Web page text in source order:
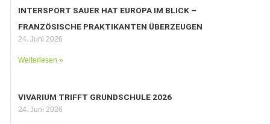
INTERSPORT SAUER HAT EUROPA IM BLICK –
FRANZÖSISCHE PRAKTIKANTEN ÜBERZEUGEN
24. Juni 2026
Weiterlesen »
VIVARIUM TRIFFT GRUNDSCHULE 2026
24. Juni 2026